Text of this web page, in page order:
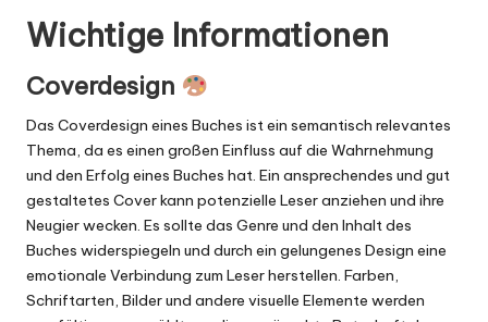
Wichtige Informationen
Coverdesign
Das Coverdesign eines Buches ist ein semantisch relevantes
Thema, da es einen großen Einfluss auf die Wahrnehmung
und den Erfolg eines Buches hat. Ein ansprechendes und gut
gestaltetes Cover kann potenzielle Leser anziehen und ihre
Neugier wecken. Es sollte das Genre und den Inhalt des
Buches widerspiegeln und durch ein gelungenes Design eine
emotionale Verbindung zum Leser herstellen. Farben,
Schriftarten, Bilder und andere visuelle Elemente werden